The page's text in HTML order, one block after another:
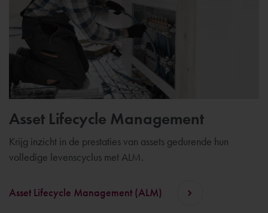
Asset Lifecycle Management
Krijg inzicht in de prestaties van assets gedurende hun
volledige levenscyclus met ALM.
Asset Lifecycle Management (ALM)